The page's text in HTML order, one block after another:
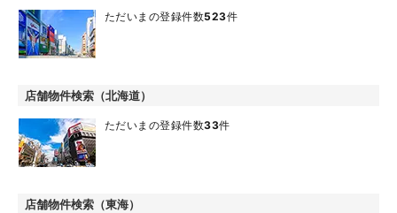
ただいまの登録件数523件
店舗物件検索（北海道）
ただいまの登録件数33件
店舗物件検索（東海）